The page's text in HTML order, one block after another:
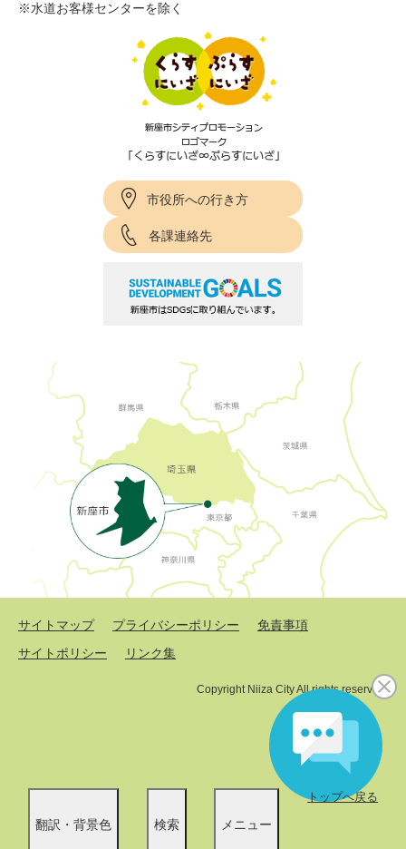
翻訳・背景色 検索 メニュー
トップへ戻る
※水道お客様センターを除く
市役所への行き方
各課連絡先
サイトマップ プライバシーポリシー
免責事項
サイトポリシー
リンク集
Copyright Niiza City All rights reserved.